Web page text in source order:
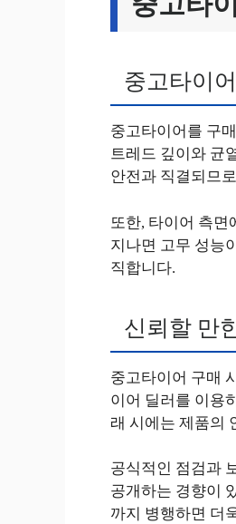
중고타이
중고타이어를 구
트레드 깊이와 균
안전과 직결되므
또한, 타이어 측면
지나면 고무 성능
직합니다.
신뢰할 만
중고타이어 구매
이어 딜러를 이용
래 시에는 제품의
공식적인 점검과
공개하는 경향이
까지 병행하면 더